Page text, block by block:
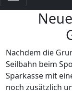
Nachdem die
Seilbahn beim
Sparkasse mit
noch zusätzlich